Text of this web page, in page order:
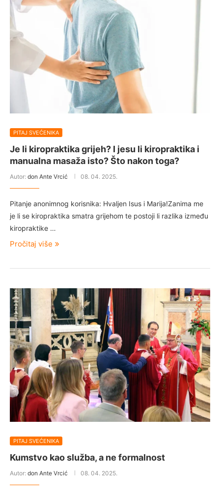
PITAJ SVEĆENIKA
Je li kiropraktika grijeh? I jesu li kiropraktika i
manualna masaža isto? Što nakon toga?
Autor: don Ante Vrcić 08. 04. 2025.
Pitanje anonimnog korisnika: Hvaljen Isus i Marija!Zanima me
je li se kiropraktika smatra grijehom te postoji li razlika između
kiropraktike …
Pročitaj više
PITAJ SVEĆENIKA
Kumstvo kao služba, a ne formalnost
Autor: don Ante Vrcić 08. 04. 2025.